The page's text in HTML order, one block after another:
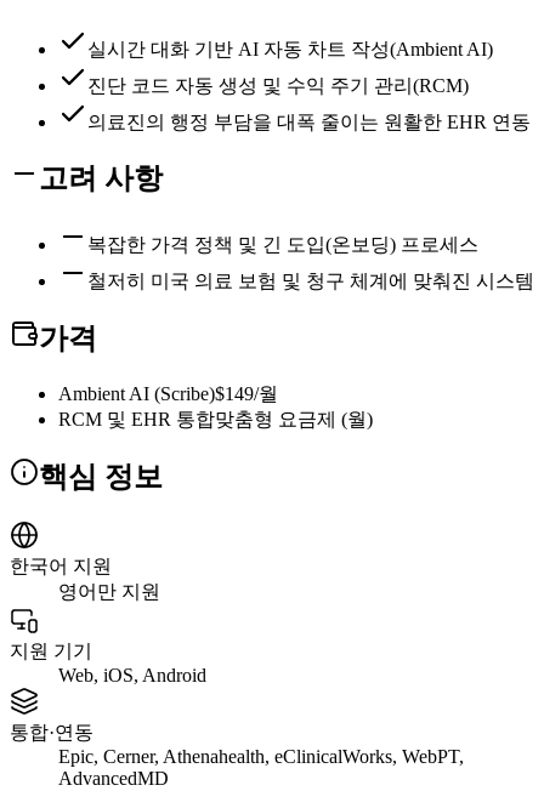
실시간 대화 기반 AI 자동 차트 작성(Ambient AI)
진단 코드 자동 생성 및 수익 주기 관리(RCM)
의료진의 행정 부담을 대폭 줄이는 원활한 EHR 연동
고려 사항
복잡한 가격 정책 및 긴 도입(온보딩) 프로세스
철저히 미국 의료 보험 및 청구 체계에 맞춰진 시스템
가격
Ambient AI (Scribe)$149/월
RCM 및 EHR 통합맞춤형 요금제 (월)
핵심 정보
한국어 지원
영어만 지원
지원 기기
Web, iOS, Android
통합·연동
Epic, Cerner, Athenahealth, eClinicalWorks, WebPT,
AdvancedMD